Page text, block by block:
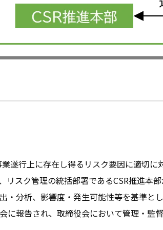
遂行上に存在し得るリスク要因に適切
リスク管理の統括部署であるCSR推進
・分析、影響度・発生可能性等を基準
に報告され、取締役会において管理・監